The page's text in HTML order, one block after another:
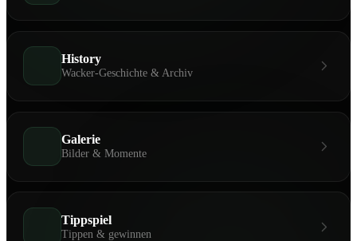
History
Wacker-Geschichte & Archiv
Galerie
Bilder & Momente
Tippspiel
Tippen & gewinnen